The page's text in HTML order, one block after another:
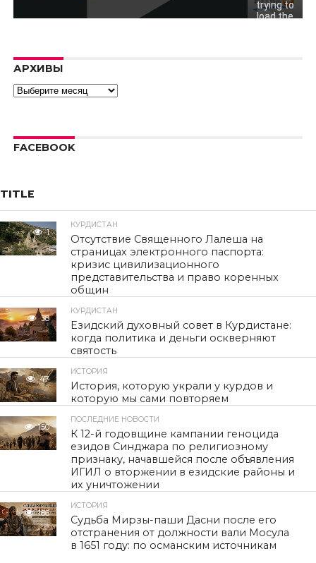
trying to
load the
АРХИВЫ
Архивы
FACEBOOK
TITLE
1
КУРДИСТАН
Отсутствие Священного Лалеша на
страницах электронного паспорта:
кризис цивилизационного
представительства и право коренных
общин
38
КУРДИСТАН
Езидский духовный совет в Курдистане:
когда политика и деньги оскверняют
святость
47
ИСТОРИЯ
История, которую украли у курдов и
которую мы сами повторяем
150
ПОСЛЕДНИЕ НОВОСТИ
К 12-й годовщине кампании геноцида
езидов Синджара по религиозному
признаку, начавшейся после объявления
ИГИЛ о вторжении в езидские районы и
их уничтожении
186
ИСТОРИЯ
Судьба Мирзы-паши Дасни после его
отстранения от должности вали Мосула
в 1651 году: по османским источникам